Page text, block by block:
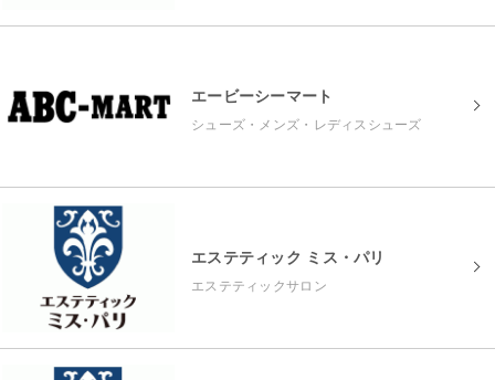
エービーシーマート
シューズ・メンズ・レディスシューズ
エステティック ミス・パリ
エステティックサロン